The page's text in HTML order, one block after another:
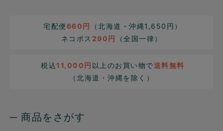
宅配便660円
（北海道・沖縄1,650円）
ネコポス 290円 （全国一律）
税込11,000円 以上のお買い物で送料無料
（北海道・沖縄を除く）
─ 商品をさがす